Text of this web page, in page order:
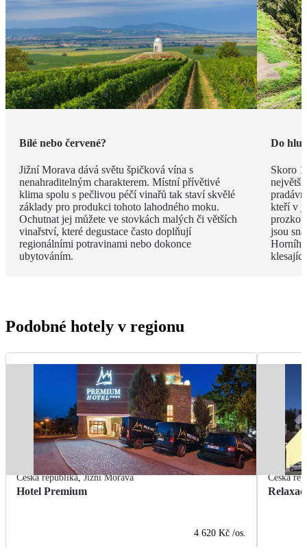
Bílé nebo červené?
Jižní Morava dává světu špičková vína s
nenahraditelným charakterem. Místní přívětivé
klima spolu s pečlivou péčí vinařů tak staví skvělé
základy pro produkci tohoto lahodného moku.
Ochutnat jej můžete ve stovkách malých či větších
vinařství, které degustace často doplňují
regionálními potravinami nebo dokonce
ubytováním.
Do
Skoro
největší
kteří v
jsou
Podobné hotely v regionu
Česká republika,Jižní Morava
Hotel Premium
4 620 Kč /os.
Česká